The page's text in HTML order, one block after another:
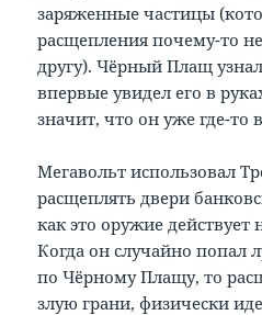
заряженные частицы
расщепления почему-то
другу). Чёрный Плащ
впервые увидел его в
значит, что он уже где-то
Мегавольт использовал
расщеплять двери
как это оружие
Когда он случайно попал
по Чёрному Плащу, то
злую грани, физически